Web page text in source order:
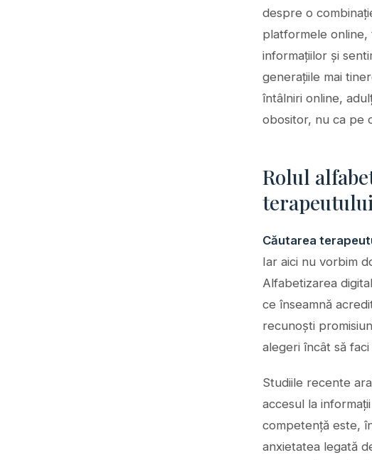
despre o
platformele online,
informațiilor și
generațiile mai
întâlniri online,
obositor, nu ca pe
Rolul
Căutarea
Iar aici nu vorbim
Alfabetizarea
ce înseamnă
recunoști
alegeri încât să
Studiile recente
accesul la
competență este,
anxietatea legată